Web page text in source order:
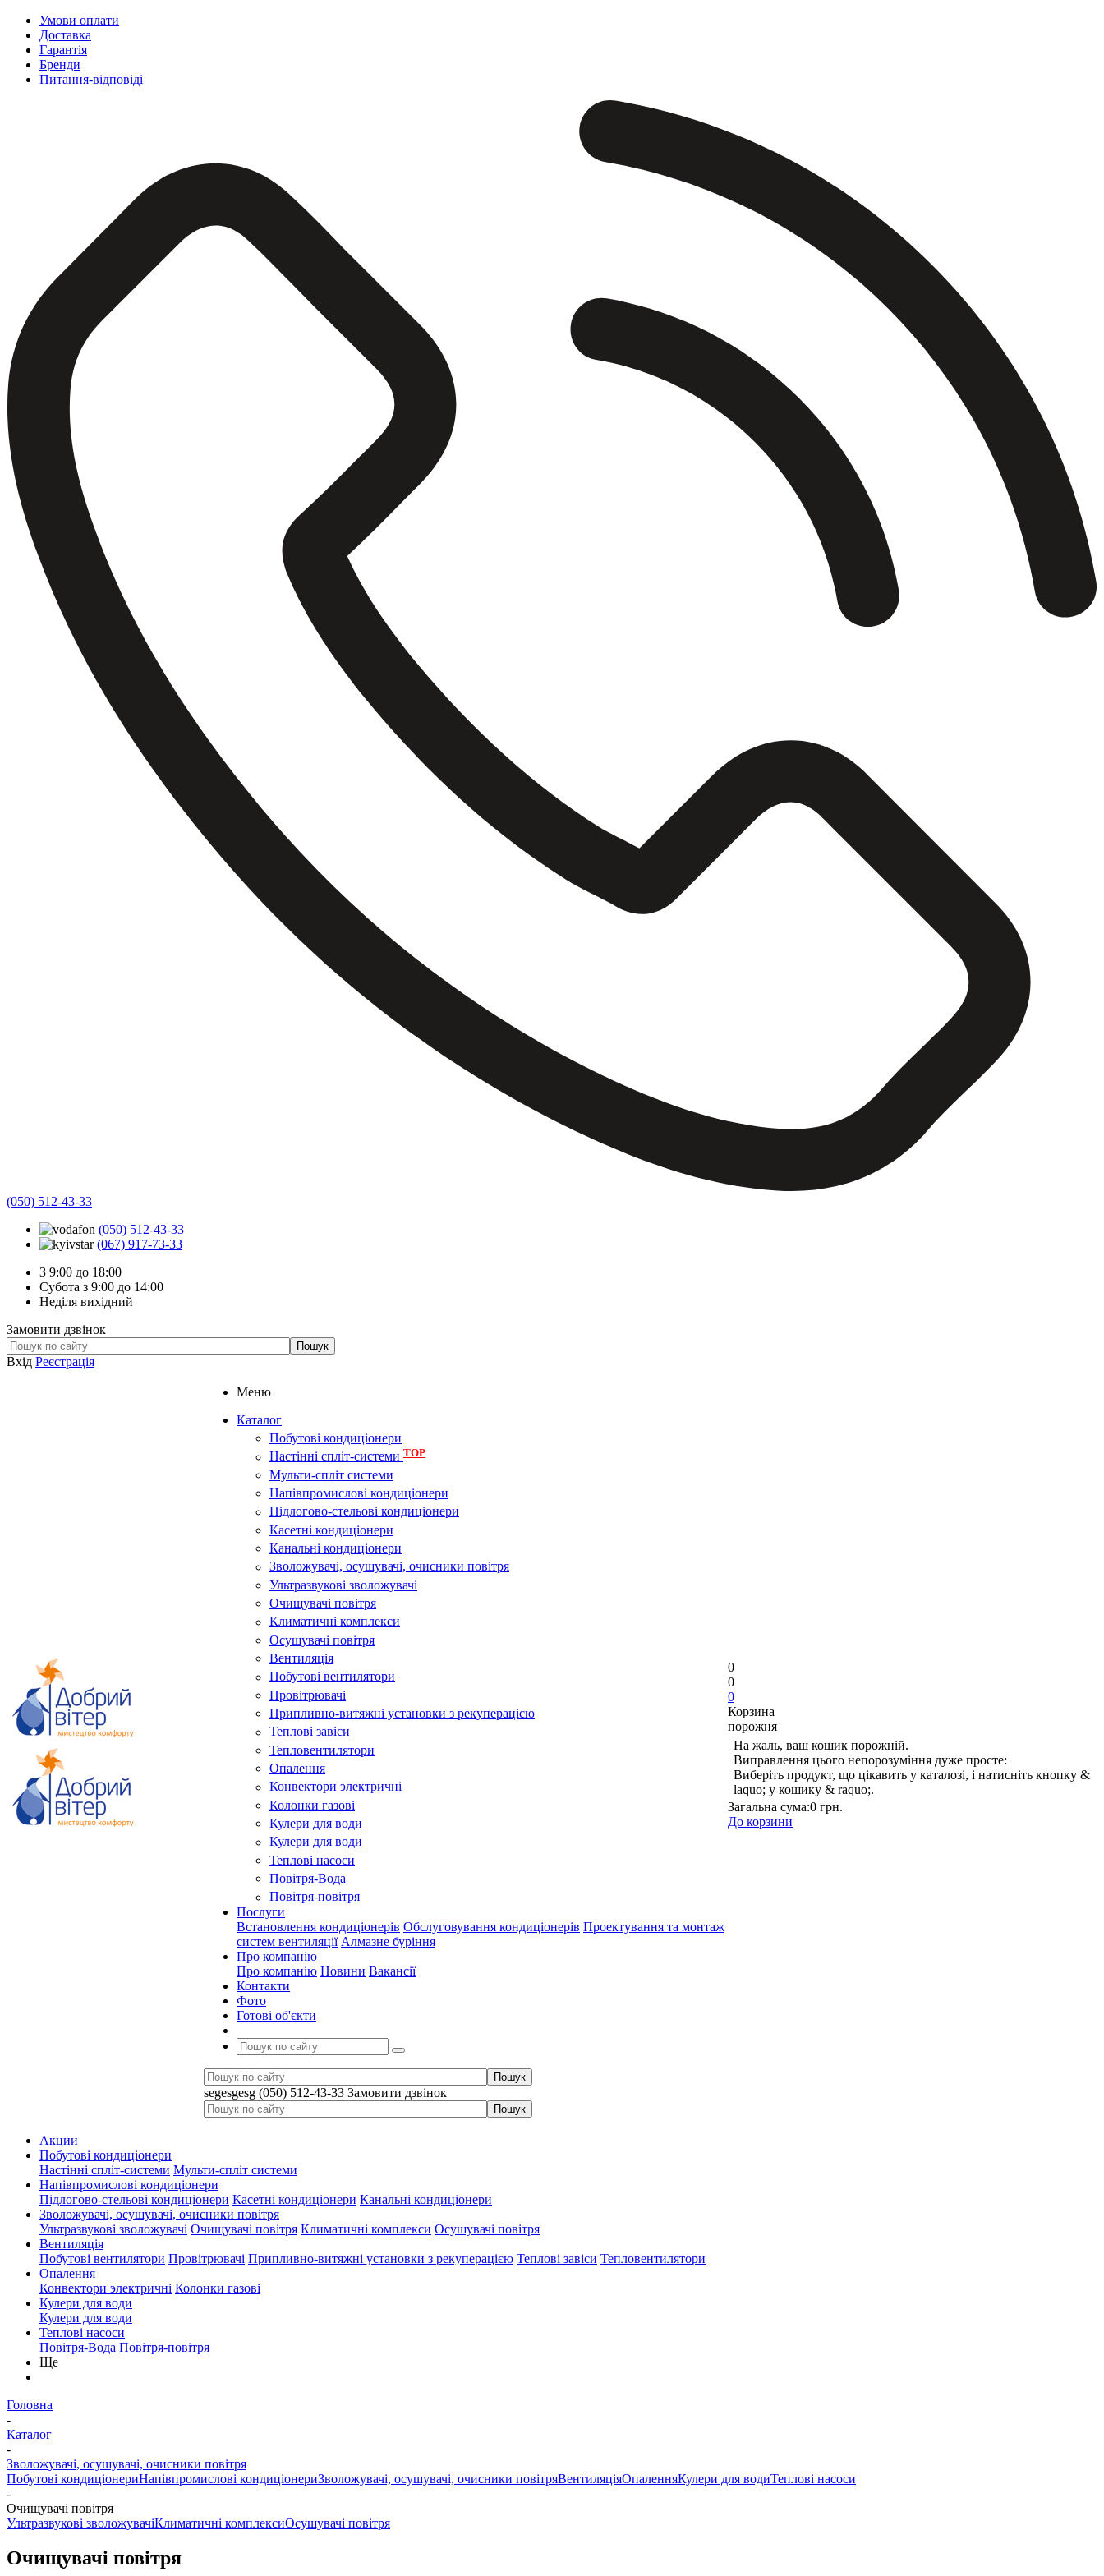
Умови оплати
Доставка
Гарантія
Бренди
Питання-відповіді
(050) 512-43-33
(050) 512-43-33
(067) 917-73-33
З 9:00 до 18:00
Субота з 9:00 до 14:00
Неділя вихідний
Замовити дзвінок
Вхід Реєстрація
Меню
Каталог
Побутові кондиціонери
Настінні спліт-системи TOP
Мульти-спліт системи
Напівпромислові кондиціонери
Підлогово-стельові кондиціонери
Касетні кондиціонери
Канальні кондиціонери
Зволожувачі, осушувачі, очисники повітря
Ультразвукові зволожувачі
Очищувачі повітря
Климатичні комплекси
Осушувачі повітря
Вентиляція
Побутові вентилятори
Провітрювачі
Припливно-витяжні установки з рекуперацією
Теплові завіси
Тепловентилятори
Опалення
Конвектори электричні
Колонки газові
Кулери для води
Кулери для води
Теплові насоси
Повітря-Вода
Повітря-повітря
Послуги
Встановлення кондиціонерів Обслуговування кондиціонерів Проектування та монтаж
систем вентиляції Алмазне буріння
Про компанію
Про компанію Новини Вакансії
Контакти
Фото
Готові об'єкти
segesgesg (050) 512-43-33 Замовити дзвінок
0
0
0
Корзина
порожня
На жаль, ваш кошик порожній.
Виправлення цього непорозуміння дуже просте:
Виберіть продукт, що цікавить у каталозі, і натисніть кнопку &
laquo; у кошику & raquo;.
Загальна сума:0 грн.
До корзини
Акции
Побутові кондиціонери
Настінні спліт-системи Мульти-спліт системи
Напівпромислові кондиціонери
Підлогово-стельові кондиціонери Касетні кондиціонери Канальні кондиціонери
Зволожувачі, осушувачі, очисники повітря
Ультразвукові зволожувачі Очищувачі повітря Климатичні комплекси Осушувачі повітря
Вентиляція
Побутові вентилятори Провітрювачі Припливно-витяжні установки з рекуперацією Теплові завіси Тепловентилятори
Опалення
Конвектори электричні Колонки газові
Кулери для води
Кулери для води
Теплові насоси
Повітря-Вода Повітря-повітря
Ще
Головна
-
Каталог
-
Зволожувачі, осушувачі, очисники повітря
Побутові кондиціонериНапівпромислові кондиціонериЗволожувачі, осушувачі, очисники повітряВентиляціяОпаленняКулери для водиТеплові насоси
-
Очищувачі повітря
Ультразвукові зволожувачіКлиматичні комплексиОсушувачі повітря
Очищувачі повітря